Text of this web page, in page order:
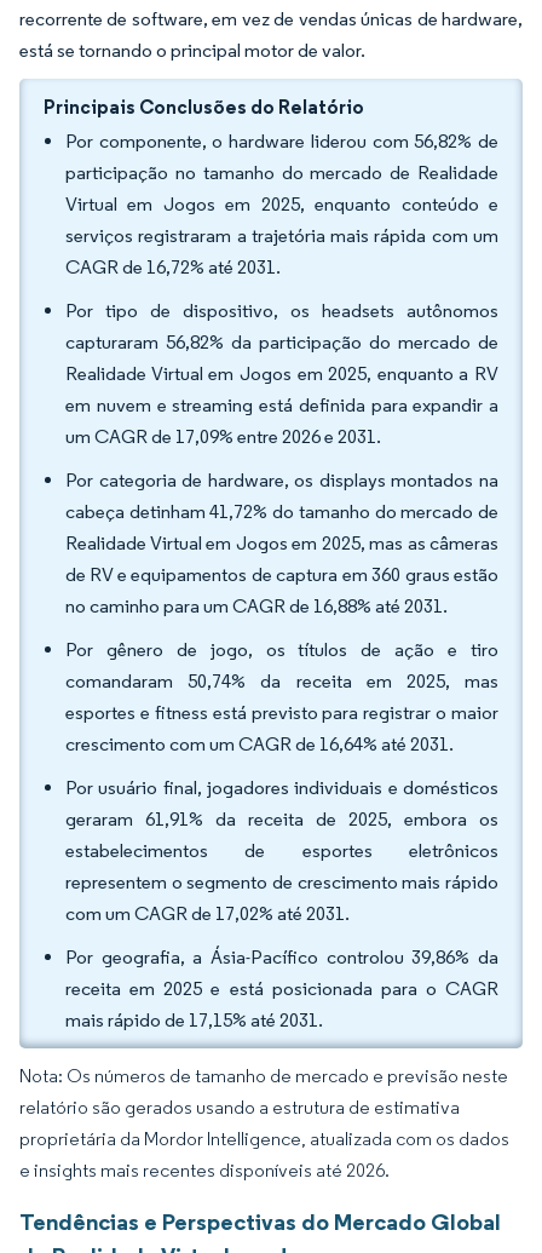
recorrente de software, em vez de vendas únicas de hardware,
está se tornando o principal motor de valor.
Principais Conclusões do Relatório
Por componente, o hardware liderou com 56,82% de
participação no tamanho do mercado de Realidade
Virtual em Jogos em 2025, enquanto conteúdo e
serviços registraram a trajetória mais rápida com um
CAGR de 16,72% até 2031.
Por tipo de dispositivo, os headsets autônomos
capturaram 56,82% da participação do mercado de
Realidade Virtual em Jogos em 2025, enquanto a RV
em nuvem e streaming está definida para expandir a
um CAGR de 17,09% entre 2026 e 2031.
Por categoria de hardware, os displays montados na
cabeça detinham 41,72% do tamanho do mercado de
Realidade Virtual em Jogos em 2025, mas as câmeras
de RV e equipamentos de captura em 360 graus estão
no caminho para um CAGR de 16,88% até 2031.
Por gênero de jogo, os títulos de ação e tiro
comandaram 50,74% da receita em 2025, mas
esportes e fitness está previsto para registrar o maior
crescimento com um CAGR de 16,64% até 2031.
Por usuário final, jogadores individuais e domésticos
geraram 61,91% da receita de 2025, embora os
estabelecimentos de esportes eletrônicos
representem o segmento de crescimento mais rápido
com um CAGR de 17,02% até 2031.
Por geografia, a Ásia-Pacífico controlou 39,86% da
receita em 2025 e está posicionada para o CAGR
mais rápido de 17,15% até 2031.
Nota: Os números de tamanho de mercado e previsão neste
relatório são gerados usando a estrutura de estimativa
proprietária da Mordor Intelligence, atualizada com os dados
e insights mais recentes disponíveis até 2026.
Tendências e Perspectivas do Mercado Global